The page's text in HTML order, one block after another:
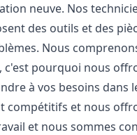
neuve. Nos
des outils et des
Nous
pourquoi nous
à vos besoins dans
compétitifs et nous
et nous sommes